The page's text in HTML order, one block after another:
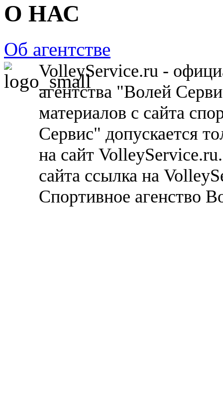
О НАС
Об агентстве
VolleyService.ru -
агентства "Волей
материалов с сайта
Сервис" допускается
на сайт
сайта ссылка на
Спортивное агенство